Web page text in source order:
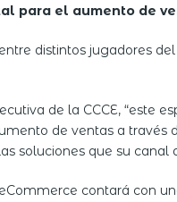
para el aumento de
distintos jugadores
de la CCCE, “este
de ventas a
soluciones que su canal
contará con